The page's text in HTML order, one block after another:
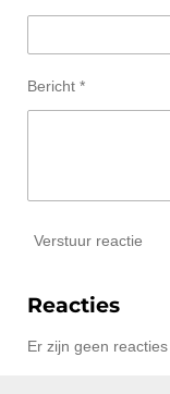
Bericht *
Verstuur reactie
Reacties
Er zijn geen reacties